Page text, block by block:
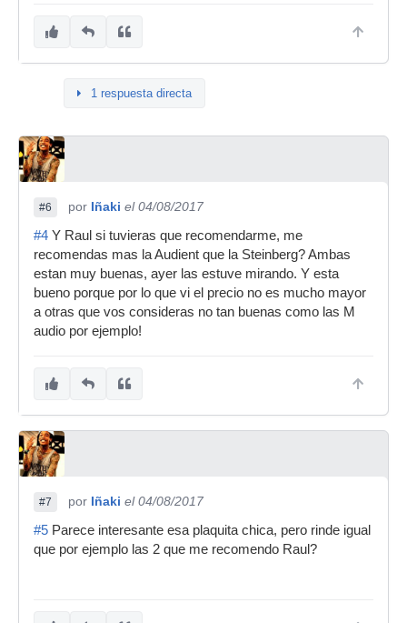
1 respuesta directa
#6 por Iñaki el 04/08/2017
#4 Y Raul si tuvieras que recomendarme, me
recomendas mas la Audient que la Steinberg? Ambas
estan muy buenas, ayer las estuve mirando. Y esta
bueno porque por lo que vi el precio no es mucho mayor
a otras que vos consideras no tan buenas como las M
audio por ejemplo!
#7 por Iñaki el 04/08/2017
#5 Parece interesante esa plaquita chica, pero rinde igual
que por ejemplo las 2 que me recomendo Raul?